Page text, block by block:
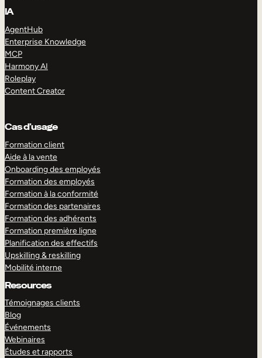
IA
AgentHub
Enterprise Knowledge
MCP
Harmony AI
Roleplay
Content Creator
Cas d’usage
Formation client
Aide à la vente
Onboarding des employés
Formation des employés
Formation à la conformité
Formation des partenaires
Formation des adhérents
Formation première ligne
Planification des effectifs
Upskilling & reskilling
Mobilité interne
Resources
Témoignages clients
Blog
Événements
Webinaires
Études et rapports